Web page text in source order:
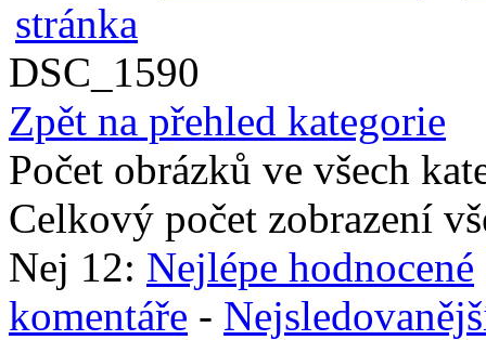
DSC_1590
Zpět na přehled kategorie
Počet obrázků ve všech
Celkový počet zobrazení
Nej 12: Nejlépe hodnocené
komentáře -